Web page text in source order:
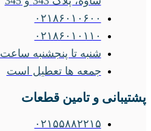
۰۲۱۸۶۰۱۰۶۰۰
۰۲۱۸۶۰۱۰۱۱۰
شنبه تا پنجشنبه ساعت ۲۰-۸
جمعه ها تعطیل است
پشتیبانی و تامین قطعات
۰۲۱۵۵۸۸۲۲۱۵